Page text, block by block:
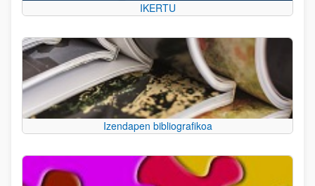
IKERTU
Izendapen bibliografikoa